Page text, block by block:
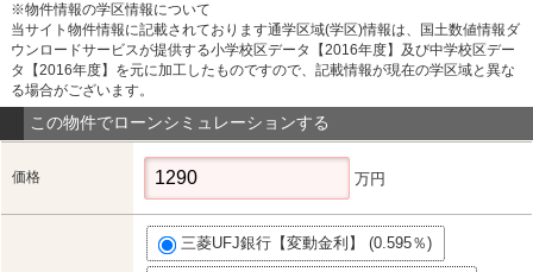
※物件情報の学区情報について
当サイト物件情報に記載されております通学区域(学区)情報は、国土数値情報ダ
ウンロードサービスが提供する小学校区データ【2016年度】及び中学校区デー
タ【2016年度】を元に加工したものですので、記載情報が現在の学区域と異な
る場合がございます。
この物件でローンシミュレーションする
価格 万円
三菱UFJ銀行【変動金利】 (0.595％)